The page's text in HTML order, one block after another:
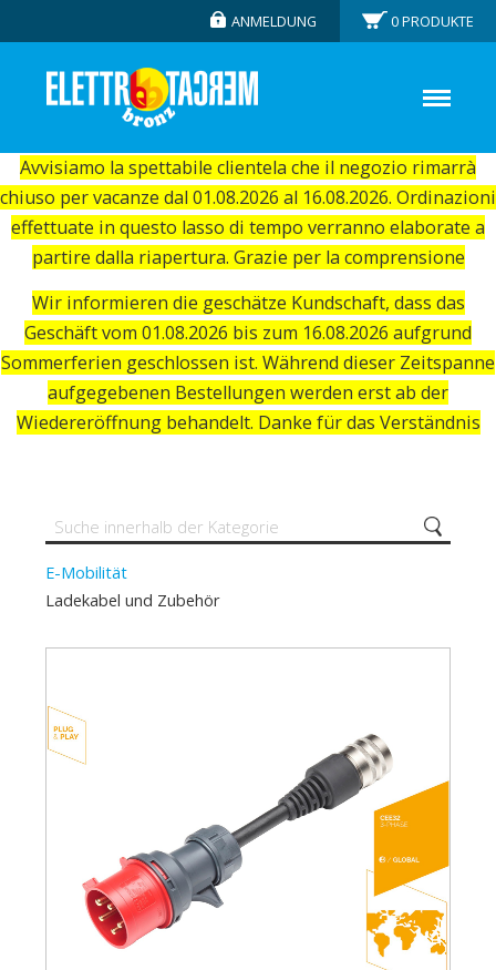
Avvisiamo la spettabile clientela che il negozio rimarrà
chiuso per vacanze dal 01.08.2026 al 16.08.2026. Ordinazioni
effettuate in questo lasso di tempo verranno elaborate a
partire dalla riapertura. Grazie per la comprensione
Wir informieren die geschätze Kundschaft, dass das
Geschäft vom 01.08.2026 bis zum 16.08.2026 aufgrund
Sommerferien geschlossen ist. Während dieser Zeitspanne
aufgegebenen Bestellungen werden erst ab der
Wiedereröffnung behandelt. Danke für das Verständnis
ANMELDUNG 0PRODUKTE
E-Mobilität
Ladekabel und Zubehör